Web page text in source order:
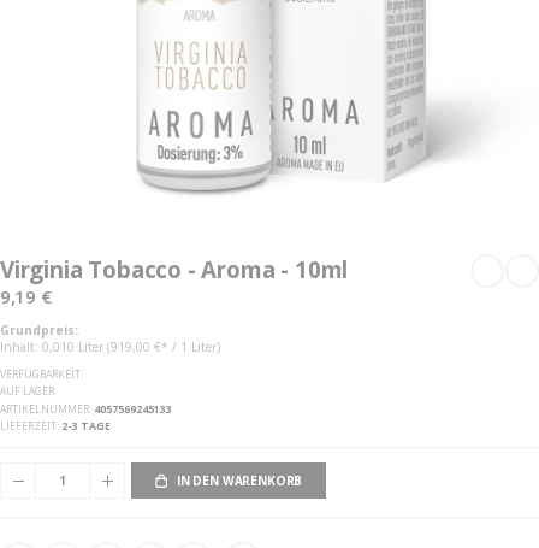
Anfang
der
Bildgalerie
springen
Virginia Tobacco - Aroma - 10ml
9,19 €
Grundpreis:
Inhalt: 0,010 Liter (919,00 €* / 1 Liter)
VERFÜGBARKEIT:
AUF LAGER
ARTIKELNUMMER 4057569245133
LIEFERZEIT 2-3 TAGE
IN DEN WARENKORB